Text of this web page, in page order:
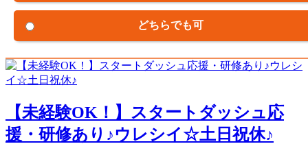
どちらでも可
【未経験OK！】スタートダッシュ応
援・研修あり♪ウレシイ☆土日祝休♪